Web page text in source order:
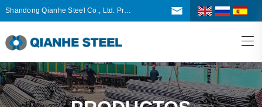
Shandong Qianhe Steel Co., Ltd. Productos principales: tubo sin costura laminado en caliente, tubo sin costura laminado en frío, tubo de torsión sin costura, bobina galvanizada